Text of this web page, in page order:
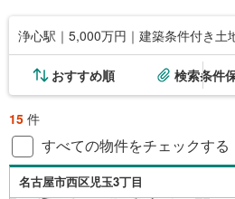
浄心駅｜5,000万円｜建築条件付き土
おすすめ順 検索条件
15 件
すべての物件をチェックする
名古屋市西区児玉3丁目